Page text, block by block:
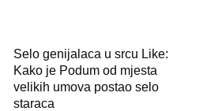
Selo genijalaca u srcu Like:
Kako je Podum od mjesta
velikih umova postao selo
staraca